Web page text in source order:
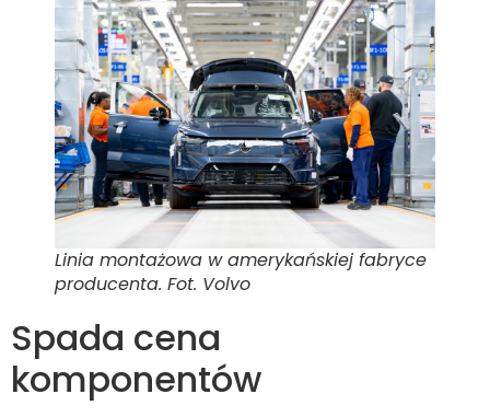
Linia montażowa w amerykańskiej fabryce
producenta. Fot. Volvo
Spada cena
komponentów